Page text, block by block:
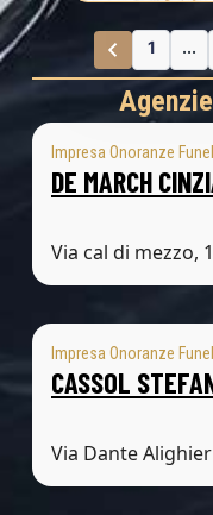
1 ...
Impresa Onoranze
DE MARCH
Via cal di mezzo,
Impresa Onoranze
CASSOL
Via Dante